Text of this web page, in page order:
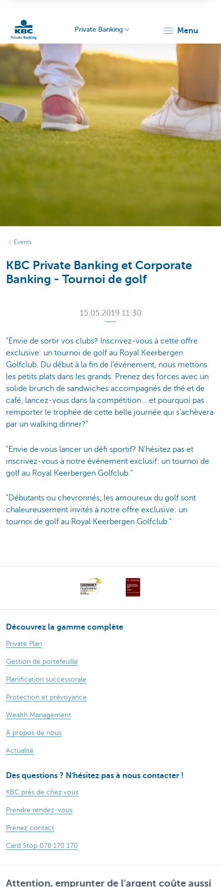
Private Banking menu
Events
KBC Private Banking et Corporate
Banking - Tournoi de golf
15.05.2019 11:30
"Envie de sortir vos clubs? Inscrivez-vous à cette offre
exclusive: un tournoi de golf au Royal Keerbergen
Golfclub. Du début à la fin de l'événement, nous mettons
les petits plats dans les grands. Prenez des forces avec un
solide brunch de sandwiches accompagnés de thé et de
café, lancez-vous dans la compétition... et pourquoi pas
remporter le trophée de cette belle journée qui s'achèvera
par un walking dinner?"
"Envie de vous lancer un défi sportif? N'hésitez pas et
inscrivez-vous à notre événement exclusif: un tournoi de
golf au Royal Keerbergen Golfclub."
"Débutants ou chevronnés, les amoureux du golf sont
chaleureusement invités à notre offre exclusive: un
tournoi de golf au Royal Keerbergen Golfclub."
Découvrez la gamme complète
Private Plan
Gestion de portefeuille
Planification successorale
Protection et prévoyance
Wealth Management
À propos de nous
Actualité
Des questions ? N'hésitez pas à nous contacter !
KBC près de chez vous
Prendre rendez-vous
Prenez contact
Card Stop 078 170 170
Attention, emprunter de l'argent coûte aussi